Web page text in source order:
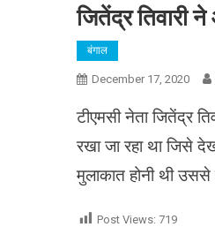
जितेंद्र तिवारी
बंगाल
December 17, 2020
टीएमसी नेता जितेंद्र
रखा जा रहा था जिसे
मुलाकात होनी थी
Post Views: 719